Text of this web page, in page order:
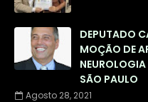
DEPUTADO
MOÇÃO DE
SÃO PAULO
Agosto 28, 2021